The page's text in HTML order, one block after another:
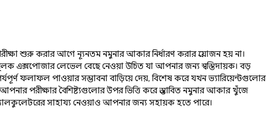
শুরু করার আগে ন্যূনতম নমুনার আকার নির্ধারণ করার প্রয়োজন হয় না।
এক্সপোজার লেভেল বেছে নেওয়া উচিত যা আপনার জন্য স্বস্তিদায়ক। বড়
ফলাফল পাওয়ার সম্ভাবনা বাড়িয়ে দেয়, বিশেষ করে যখন ভ্যারিয়েন্টগুলোর
পরীক্ষার বৈশিষ্ট্যগুলোর উপর ভিত্তি করে প্রস্তাবিত নমুনার আকার খুঁজে
সাহায্য নেওয়াও আপনার জন্য সহায়ক হতে পারে।